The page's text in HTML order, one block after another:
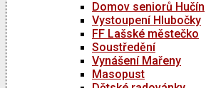
Domov seniorů Hučín
Vystoupení Hlubočky
FF Lašské městečko
Soustředění
Vynášení Mařeny
Masopust